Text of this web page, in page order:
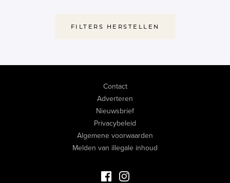
FILTERS HERSTELLEN
Contact
Adverteren
Nieuwsbrief
Privacybeleid
Algemene voorwaarden
Melden van illegale inhoud
Facebook Luxevastgoed
Instagram Luxevastgoed